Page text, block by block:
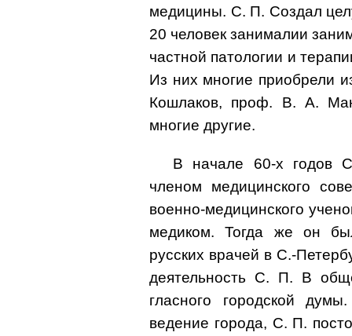
медицины. С. П. Создал
20 человек занималии
частной патологии и
Из них многие приобрели
Кошлаков, проф. В. А.
многие другие.
В начале 60-х годов
членом медицинского
военно-медицинского
медиком. Тогда же он
русских врачей в С.-
деятельность С. П. В
гласного городской
ведение города, С. П.